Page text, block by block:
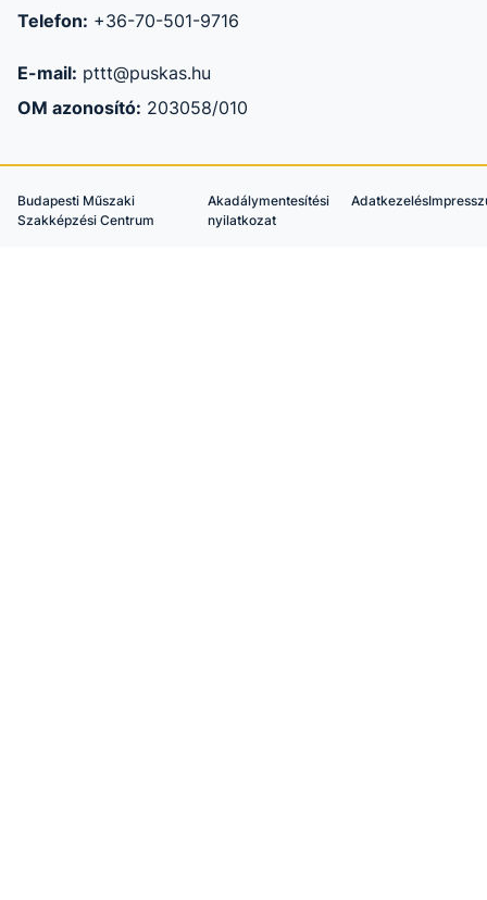
Telefon: +36-70-501-9716
E-mail: pttt@puskas.hu
OM azonosító: 203058/010
Budapesti Műszaki
Szakképzési Centrum
Akadálymentesítési
nyilatkozat
Adatkezelés